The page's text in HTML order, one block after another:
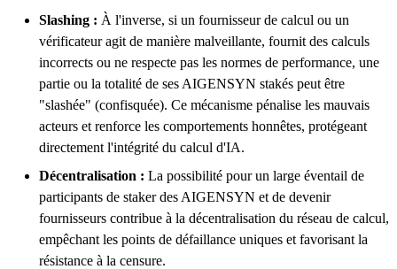
Slashing : À l'inverse, si un fournisseur de calcul ou un
vérificateur agit de manière malveillante, fournit des calculs
incorrects ou ne respecte pas les normes de performance, une
partie ou la totalité de ses AIGENSYN stakés peut être
"slashée" (confisquée). Ce mécanisme pénalise les mauvais
acteurs et renforce les comportements honnêtes, protégeant
directement l'intégrité du calcul d'IA.
Décentralisation : La possibilité pour un large éventail de
participants de staker des AIGENSYN et de devenir
fournisseurs contribue à la décentralisation du réseau de calcul,
empêchant les points de défaillance uniques et favorisant la
résistance à la censure.